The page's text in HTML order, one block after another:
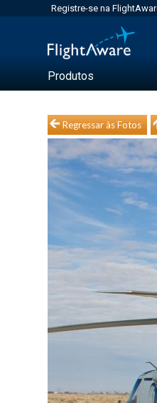
Registre-se na
Produtos
Regressar às Fotos